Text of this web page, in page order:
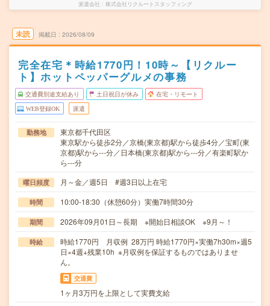
派遣会社 株式会社リクルートスタッフィング
未読 掲載日 2026/08/09
完全在宅＊時給1770円！10時～【リクルー
ト】ホットペッパーグルメの事務
交通費別途支給あり 土日祝日が休み 在宅・リモート
WEB登録OK 派遣
勤務地
東京都千代田区
東京駅から徒歩2分／京橋(東京都)駅から徒歩4分／宝町(東
京都)駅から---分／日本橋(東京都)駅から---分／有楽町駅か
ら---分
曜日頻度 月～金／週5日 #週3日以上在宅
時間 10:00-18:30（休憩60分）実働7時間30分
期間 2026年09月01日～長期 ※開始日相談OK ※9月～！
時給
時給1770円 月収例 28万円 時給1770円×実働7h30m×週5
日×4週+残業10h ※月収例を保証するものではありませ
ん。
交通費
1ヶ月3万円を上限として実費支給